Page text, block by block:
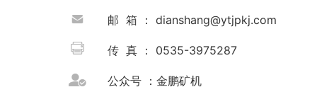
 邮 箱 ： dianshang@ytjpkj.com
 传 真 ： 0535-3975287
 公众号 ：金鹏矿机